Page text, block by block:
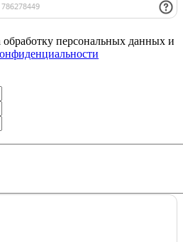
обработку персональных данных и